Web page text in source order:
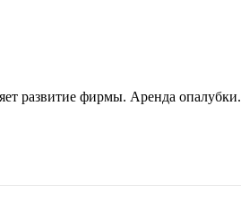
развитие фирмы. Аренда опалубки.